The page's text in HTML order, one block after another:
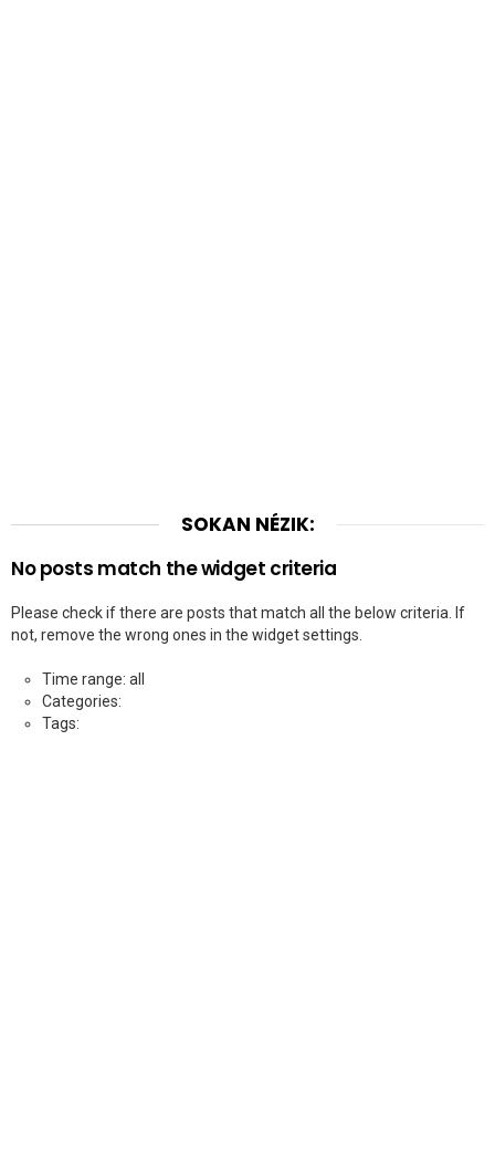
SOKAN NÉZIK:
No posts match the widget criteria
Please check if there are posts that match all the below criteria. If
not, remove the wrong ones in the widget settings.
Time range: all
Categories:
Tags: